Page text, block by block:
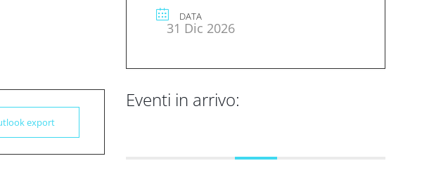
export
DATA
31 Dic 2026
Eventi in arrivo: